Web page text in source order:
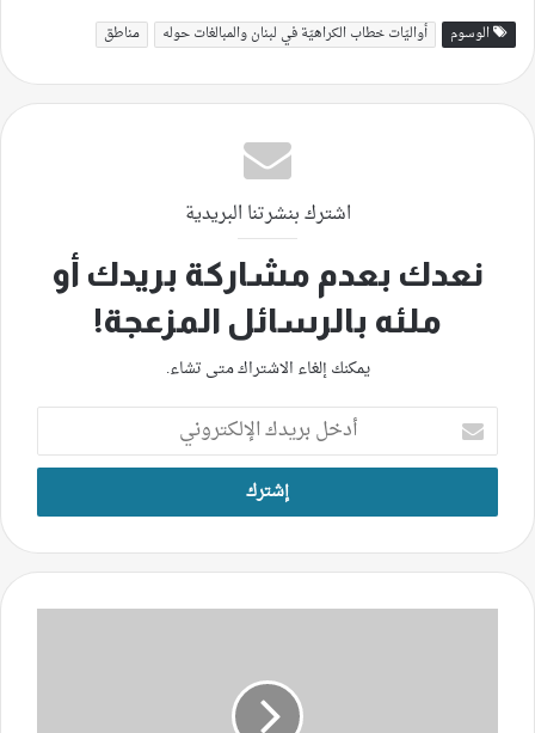
الوسوم أواليّات خطاب الكراهيّة في لبنان والمبالغات حوله مناطق
اشترك بنشرتنا البريدية
نعدك بعدم مشاركة بريدك أو
ملئه بالرسائل المزعجة!
يمكنك إلغاء الاشتراك متى تشاء.
أدخل
بريدك
الإلكتروني